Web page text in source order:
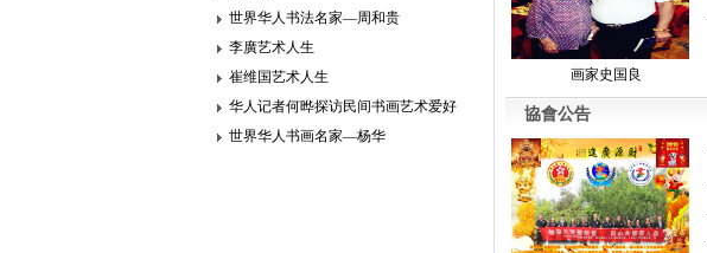
世界华人书法名家—周和贵
李廣艺术人生
崔维国艺术人生
华人记者何晔探访民间书画艺术爱好
世界华人书画名家—杨华
画家史国良
協會公告